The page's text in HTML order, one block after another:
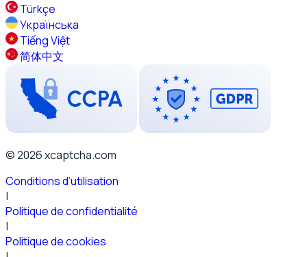
Türkçe
Українська
Tiếng Việt
简体中文
© 2026 xcaptcha.com
Conditions d’utilisation
|
Politique de confidentialité
|
Politique de cookies